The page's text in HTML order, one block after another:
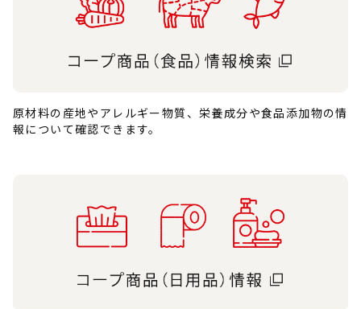
原材料の産地やアレルギー物質、栄養成分や食品添加物の情
報について確認できます。